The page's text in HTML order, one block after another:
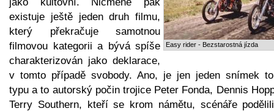
Easy rider - Bezstarostná jízda
existuje ještě jeden druh filmu,
který překračuje samotnou
filmovou kategorii a bývá spíše
charakterizován jako deklarace,
v tomto případě svobody. Ano, je jen jeden snímek
typu a to autorský počin trojice Peter Fonda, Dennis
Terry Southern, kteří se krom námětu, scénáře